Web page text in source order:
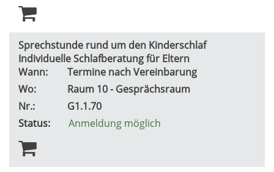
Sprechstunde rund um den Kinderschlaf
Individuelle Schlafberatung für Eltern
Wann:
Termine nach Vereinbarung
Wo:
Raum 10 - Gesprächsraum
Nr.:
G1.1.70
Status:
Anmeldung möglich